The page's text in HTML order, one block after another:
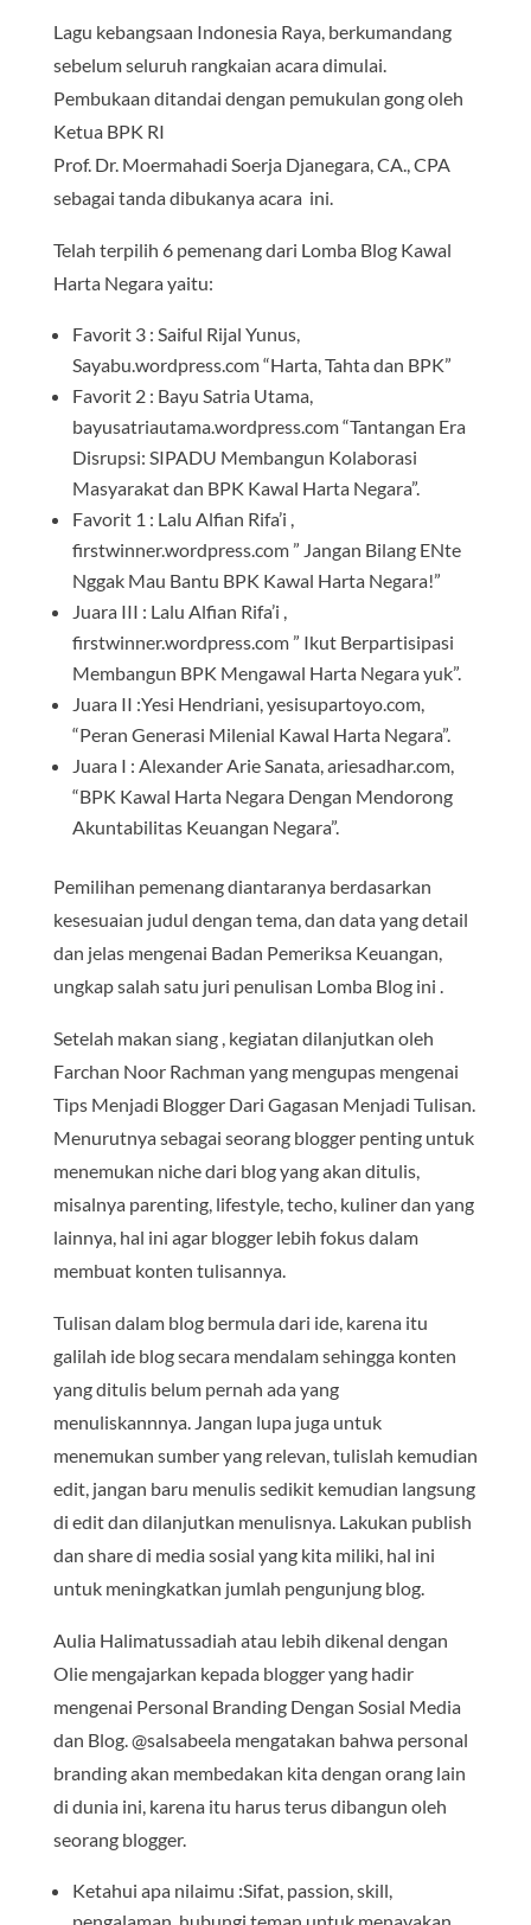
Lagu kebangsaan Indonesia Raya, berkumandang
sebelum seluruh rangkaian acara dimulai.
Pembukaan ditandai dengan pemukulan gong oleh
Ketua BPK RI
Prof. Dr. Moermahadi Soerja Djanegara, CA., CPA
sebagai tanda dibukanya acara ini.
Telah terpilih 6 pemenang dari Lomba Blog Kawal
Harta Negara yaitu:
Favorit 3 : Saiful Rijal Yunus,
Sayabu.wordpress.com “Harta, Tahta dan BPK”
Favorit 2 : Bayu Satria Utama,
bayusatriautama.wordpress.com “Tantangan Era
Disrupsi: SIPADU Membangun Kolaborasi
Masyarakat dan BPK Kawal Harta Negara”.
Favorit 1 : Lalu Alfian Rifa’i ,
firstwinner.wordpress.com ” Jangan Bilang ENte
Nggak Mau Bantu BPK Kawal Harta Negara!”
Juara III : Lalu Alfian Rifa’i ,
firstwinner.wordpress.com ” Ikut Berpartisipasi
Membangun BPK Mengawal Harta Negara yuk”.
Juara II :Yesi Hendriani, yesisupartoyo.com,
“Peran Generasi Milenial Kawal Harta Negara”.
Juara I : Alexander Arie Sanata, ariesadhar.com,
“BPK Kawal Harta Negara Dengan Mendorong
Akuntabilitas Keuangan Negara”.
Pemilihan pemenang diantaranya berdasarkan
kesesuaian judul dengan tema, dan data yang detail
dan jelas mengenai Badan Pemeriksa Keuangan,
ungkap salah satu juri penulisan Lomba Blog ini .
Setelah makan siang , kegiatan dilanjutkan oleh
Farchan Noor Rachman yang mengupas mengenai
Tips Menjadi Blogger Dari Gagasan Menjadi Tulisan.
Menurutnya sebagai seorang blogger penting untuk
menemukan niche dari blog yang akan ditulis,
misalnya parenting, lifestyle, techo, kuliner dan yang
lainnya, hal ini agar blogger lebih fokus dalam
membuat konten tulisannya.
Tulisan dalam blog bermula dari ide, karena itu
galilah ide blog secara mendalam sehingga konten
yang ditulis belum pernah ada yang
menuliskannnya. Jangan lupa juga untuk
menemukan sumber yang relevan, tulislah kemudian
edit, jangan baru menulis sedikit kemudian langsung
di edit dan dilanjutkan menulisnya. Lakukan publish
dan share di media sosial yang kita miliki, hal ini
untuk meningkatkan jumlah pengunjung blog.
Aulia Halimatussadiah atau lebih dikenal dengan
Olie mengajarkan kepada blogger yang hadir
mengenai Personal Branding Dengan Sosial Media
dan Blog. @salsabeela mengatakan bahwa personal
branding akan membedakan kita dengan orang lain
di dunia ini, karena itu harus terus dibangun oleh
seorang blogger.
Ketahui apa nilaimu :Sifat, passion, skill,